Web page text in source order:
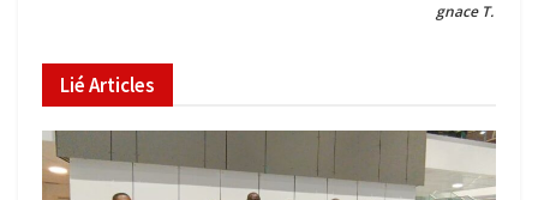
gnace T.
LiéArticles